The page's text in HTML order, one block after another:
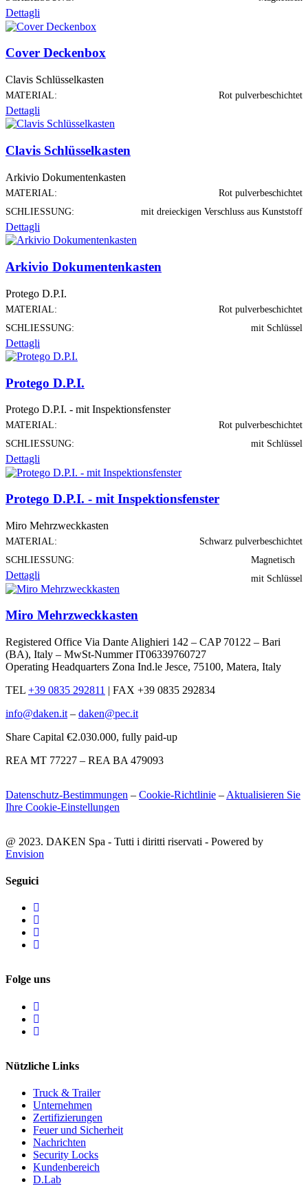
Dettagli
Cover Deckenbox
Clavis Schlüsselkasten
MATERIAL: Rot pulverbeschichtet
Dettagli
Clavis Schlüsselkasten
Arkivio Dokumentenkasten
MATERIAL:
Rot pulverbeschichtet
SCHLIESSUNG:
mit dreieckigen Verschluss aus Kunststoff
Dettagli
Arkivio Dokumentenkasten
Protego D.P.I.
MATERIAL:
Rot pulverbeschichtet
SCHLIESSUNG:
mit Schlüssel
Dettagli
Protego D.P.I.
Protego D.P.I. - mit Inspektionsfenster
MATERIAL:
Rot pulverbeschichtet
SCHLIESSUNG:
mit Schlüssel
Dettagli
Protego D.P.I. - mit Inspektionsfenster
Miro Mehrzweckkasten
MATERIAL:
Schwarz pulverbeschichtet
SCHLIESSUNG:
Magnetisch
mit Schlüssel
Dettagli
Miro Mehrzweckkasten
Registered Office Via Dante Alighieri 142 – CAP 70122 – Bari
(BA), Italy – MwSt-Nummer IT06339760727
Operating Headquarters Zona Ind.le Jesce, 75100, Matera, Italy
TEL +39 0835 292811 | FAX +39 0835 292834
info@daken.it – daken@pec.it
Share Capital €2.030.000, fully paid-up
REA MT 77227 – REA BA 479093
Datenschutz-Bestimmungen – Cookie-Richtlinie – Aktualisieren Sie
Ihre Cookie-Einstellungen
@ 2023. DAKEN Spa - Tutti i diritti riservati - Powered by
Envision
Seguici
Folge uns
Nützliche Links
Truck & Trailer
Unternehmen
Zertifizierungen
Feuer und Sicherheit
Nachrichten
Security Locks
Kundenbereich
D.Lab